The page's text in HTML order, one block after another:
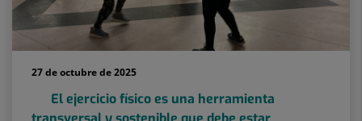
27 de octubre de 2025
El ejercicio físico es una herramienta